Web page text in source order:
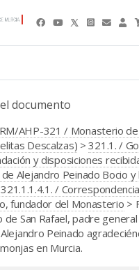
documento
AHP-321 / Monasterio
Descalzas) >321.1. /
y disposiciones
Alejandro Peinado Bocio y
321.1.1.4.1. /
fundador del Monasterio >
San Rafael, padre
Peinado
en Murcia.